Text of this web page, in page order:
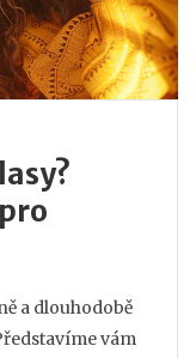
a dlouhodobě
vám